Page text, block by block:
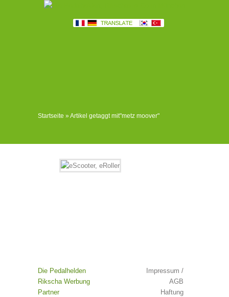
Startseite »Artikel getaggt mit"metz moover"
Die Pedalhelden
Rikscha Werbung
Partner
Impressum /
AGB
Haftung